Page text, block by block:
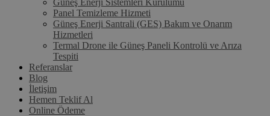
Güneş Enerji Sistemleri Kurulumu
Panel Temizleme Hizmeti
Güneş Enerji Santrali (GES) Bakım ve Onarım
Hizmetleri
Termal Drone ile Güneş Paneli Kontrolü ve Arıza
Tespiti
Referanslar
Blog
İletişim
Hemen Teklif Al
Online Ödeme